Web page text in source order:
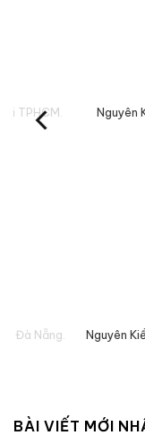
Nguyên Kiểm sát
Nguyên Kiểm sát
BÀI VIẾT MỚI